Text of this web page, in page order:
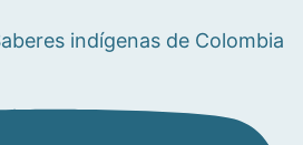
Saberes indígenas de Colombia